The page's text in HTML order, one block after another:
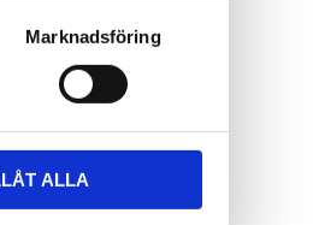
Marknadsföring
ALLA